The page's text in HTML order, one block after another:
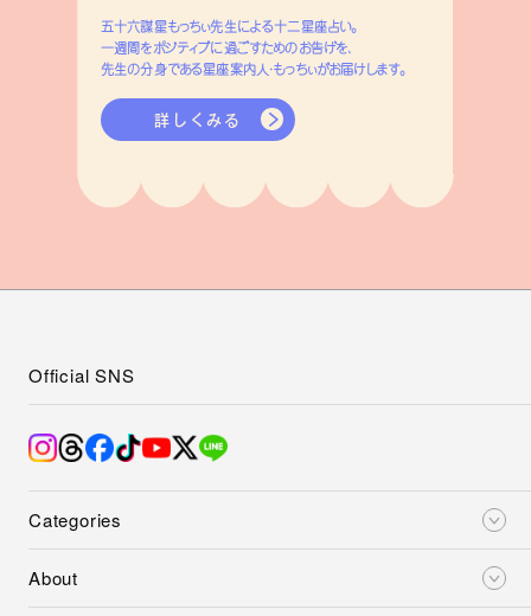
五十六謀星もっちぃ先生による十二星座占い。
一週間をポジティブに過ごすためのお告げを、
先生の分身である星座案内人・もっちぃがお届けします。
詳しくみる
Categories
About
Official SNS